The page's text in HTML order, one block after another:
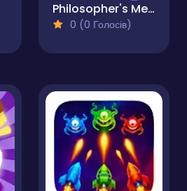
Philosopher's Merge
0 (0 Голосів)